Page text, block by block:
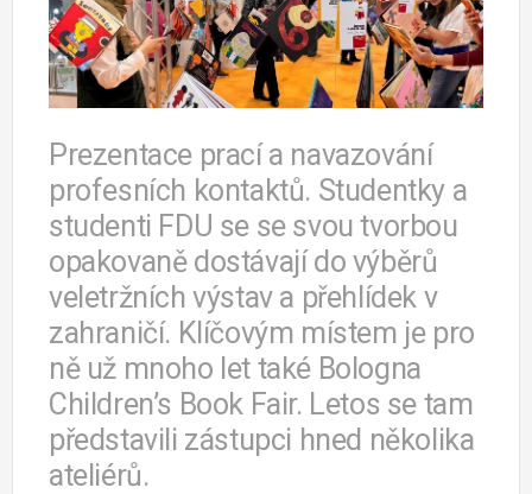
Prezentace prací a navazování
profesních kontaktů. Studentky a
studenti FDU se se svou tvorbou
opakovaně dostávají do výběrů
veletržních výstav a přehlídek v
zahraničí. Klíčovým místem je pro
ně už mnoho let také Bologna
Children’s Book Fair. Letos se tam
představili zástupci hned několika
ateliérů.